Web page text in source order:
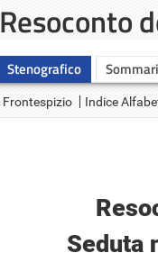
Resoconto
Stenografico
Frontespizio Indice
Seduta